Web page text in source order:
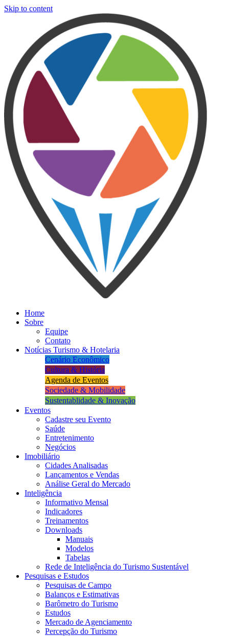
Skip to content
Home
Sobre
Equipe
Contato
Notícias Turismo & Hotelaria
Cenário Econômico
Cultura & História
Agenda de Eventos
Sociedade & Mobilidade
Sustentablidade & Inovação
Eventos
Cadastre seu Evento
Saúde
Entretenimento
Negócios
Imobiliário
Cidades Analisadas
Lançamentos e Vendas
Análise Geral do Mercado
Inteligência
Informativo Mensal​
Indicadores
Treinamentos
Downloads
Manuais
Modelos
Tabelas
Rede de Inteligência do Turismo Sustentável
Pesquisas e Estudos
Pesquisas de Campo
Balanços e Estimativas
Barômetro do Turismo
Estudos
Mercado de Agenciamento
Percepção do Turismo